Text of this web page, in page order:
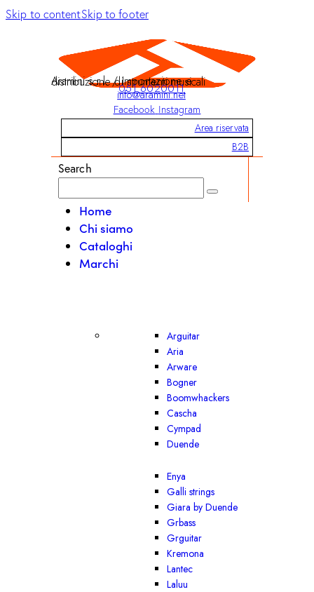
Skip to contentSkip to footer
Aramini s.r.l. / Importazione e distribuzione di strumenti musicali
051 6020011
info@aramini.net
Facebook Instagram
Area riservata
B2B
Search
Home
Chi siamo
Cataloghi
Marchi
Arguitar
Aria
Arware
Bogner
Boomwhackers
Cascha
Cympad
Duende
Enya
Galli strings
Giara by Duende
Grbass
Grguitar
Kremona
Lantec
Laluu